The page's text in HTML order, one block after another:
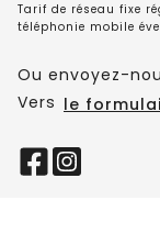
Tarif de réseau fixe
téléphonie mobile
Ou envoyez-
Vers le